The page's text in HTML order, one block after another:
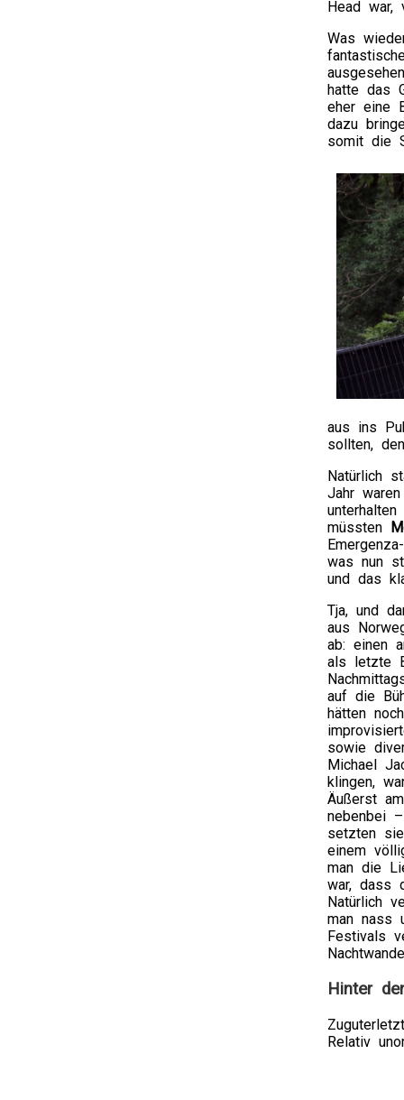
Head war,
Was
hatte das
eher eine
dazu
somit die
aus ins
sollten,
Natürlich
Jahr
müssten
was nun
und das
Tja, und
aus
ab: einen
als letzte
auf die
hätten
sowie
Michael
klingen,
Äußerst
nebenbei
setzten
einem
man die
war, dass
Natürlich
man nass
Festivals
Hinter
Relativ